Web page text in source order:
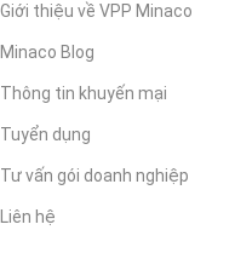
Giới thiệu về VPP Minaco
Minaco Blog
Thông tin khuyến mại
Tuyển dụng
Tư vấn gói doanh nghiệp
Liên hệ